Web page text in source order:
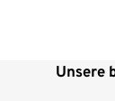
Unsere